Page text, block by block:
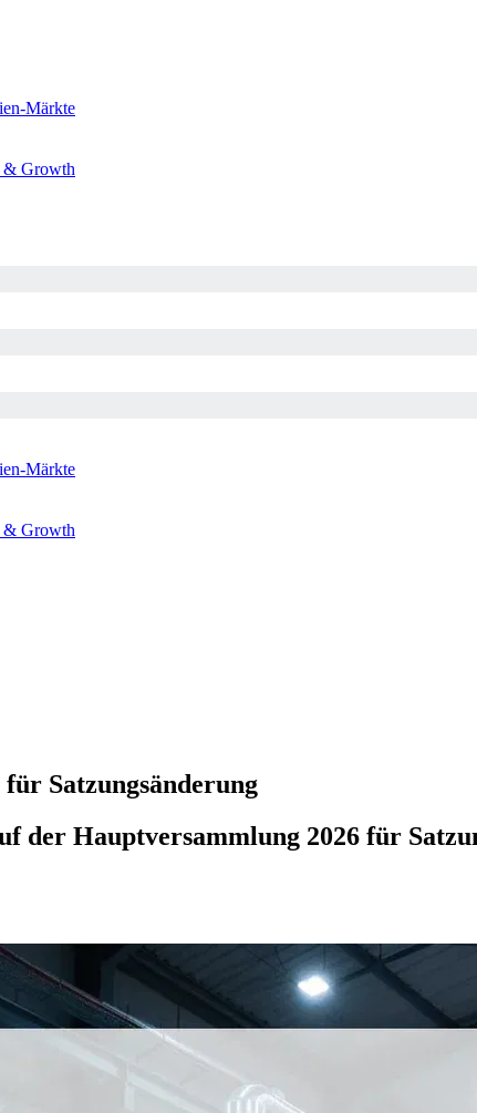
Märkte
& Growth
Märkte
& Growth
Satzungsänderung
Hauptversammlung 2026 für